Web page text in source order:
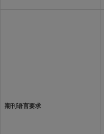
期刊语言要求